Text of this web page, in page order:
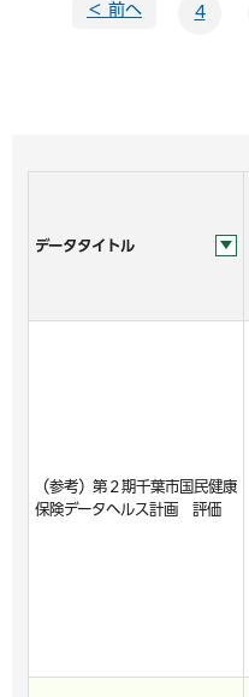
＜ 前へ 4
データタイトル
（参考）第２期千葉市国民健康
保険データヘルス計画 評価